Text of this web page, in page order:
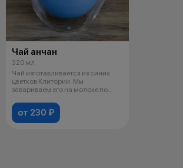
Чай анчан
320 мл
Чай изготавливается из синих
цветков Клитории. Мы
завариваем его на молоке по
от 230 ₽